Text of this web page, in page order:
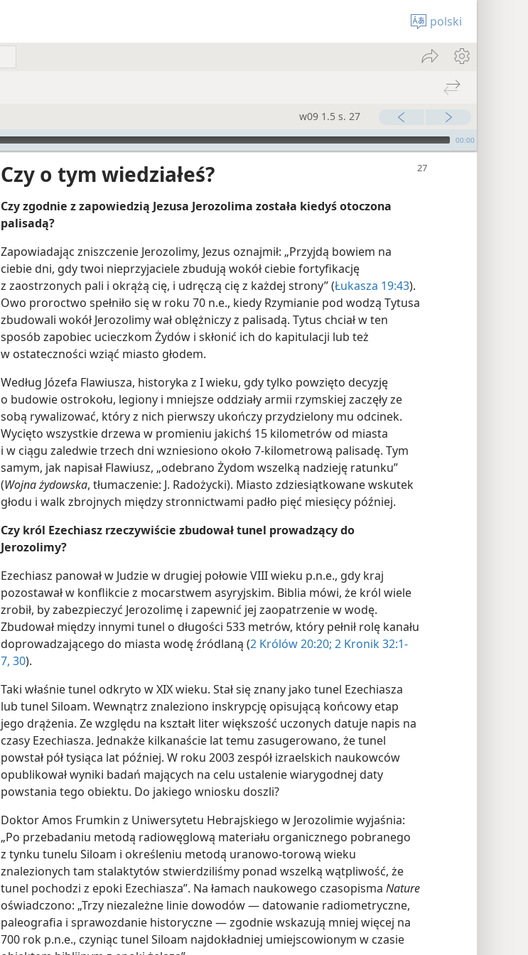
polski
w09 1.5 s. 27
00:00
Czy o tym wiedziałeś?
Czy zgodnie z zapowiedzią Jezusa Jerozolima została kiedyś otoczona
palisadą?
Zapowiadając zniszczenie Jerozolimy, Jezus oznajmił: „Przyjdą bowiem na
ciebie dni, gdy twoi nieprzyjaciele zbudują wokół ciebie fortyfikację
z zaostrzonych pali i okrążą cię, i udręczą cię z każdej strony” (Łukasza 19:43).
Owo proroctwo spełniło się w roku 70 n.e., kiedy Rzymianie pod wodzą Tytusa
zbudowali wokół Jerozolimy wał oblężniczy z palisadą. Tytus chciał w ten
sposób zapobiec ucieczkom Żydów i skłonić ich do kapitulacji lub też
w ostateczności wziąć miasto głodem.
Według Józefa Flawiusza, historyka z I wieku, gdy tylko powzięto decyzję
o budowie ostrokołu, legiony i mniejsze oddziały armii rzymskiej zaczęły ze
sobą rywalizować, który z nich pierwszy ukończy przydzielony mu odcinek.
Wycięto wszystkie drzewa w promieniu jakichś 15 kilometrów od miasta
i w ciągu zaledwie trzech dni wzniesiono około 7-kilometrową palisadę. Tym
samym, jak napisał Flawiusz, „odebrano Żydom wszelką nadzieję ratunku”
(Wojna żydowska, tłumaczenie: J. Radożycki). Miasto zdziesiątkowane wskutek
głodu i walk zbrojnych między stronnictwami padło pięć miesięcy później.
Czy król Ezechiasz rzeczywiście zbudował tunel prowadzący do
Jerozolimy?
Ezechiasz panował w Judzie w drugiej połowie VIII wieku p.n.e., gdy kraj
pozostawał w konflikcie z mocarstwem asyryjskim. Biblia mówi, że król wiele
zrobił, by zabezpieczyć Jerozolimę i zapewnić jej zaopatrzenie w wodę.
Zbudował między innymi tunel o długości 533 metrów, który pełnił rolę kanału
doprowadzającego do miasta wodę źródlaną (2 Królów 20:20; 2 Kronik 32:1-
7, 30).
Taki właśnie tunel odkryto w XIX wieku. Stał się znany jako tunel Ezechiasza
lub tunel Siloam. Wewnątrz znaleziono inskrypcję opisującą końcowy etap
jego drążenia. Ze względu na kształt liter większość uczonych datuje napis na
czasy Ezechiasza. Jednakże kilkanaście lat temu zasugerowano, że tunel
powstał pół tysiąca lat później. W roku 2003 zespół izraelskich naukowców
opublikował wyniki badań mających na celu ustalenie wiarygodnej daty
powstania tego obiektu. Do jakiego wniosku doszli?
Doktor Amos Frumkin z Uniwersytetu Hebrajskiego w Jerozolimie wyjaśnia:
„Po przebadaniu metodą radiowęglową materiału organicznego pobranego
z tynku tunelu Siloam i określeniu metodą uranowo-torową wieku
znalezionych tam stalaktytów stwierdziliśmy ponad wszelką wątpliwość, że
tunel pochodzi z epoki Ezechiasza”. Na łamach naukowego czasopisma Nature
oświadczono: „Trzy niezależne linie dowodów — datowanie radiometryczne,
paleografia i sprawozdanie historyczne — zgodnie wskazują mniej więcej na
700 rok p.n.e., czyniąc tunel Siloam najdokładniej umiejscowionym w czasie